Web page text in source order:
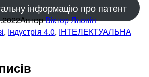
інформацію про патент
АвторВіктор Льовін
, Індустрія 4.0, ІНТЕЛЕКТУАЛЬНА